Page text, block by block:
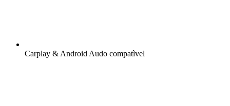
Carplay & Android Audo compatìvel